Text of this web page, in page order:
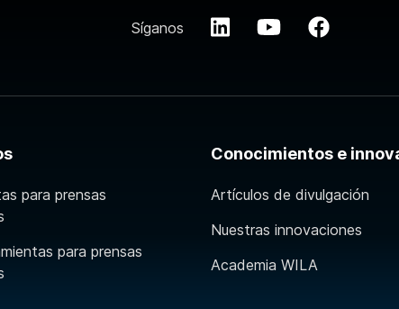
Síganos
para prensas
para prensas
Conocimientos e
Artículos de divulgación
Nuestras innovaciones
Academia WILA